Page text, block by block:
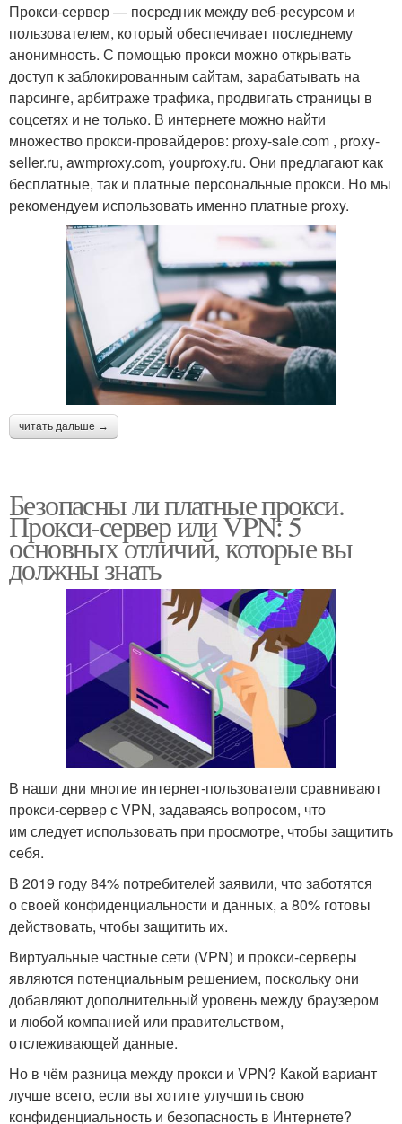
Прокси-сервер — посредник между веб-ресурсом и
пользователем, который обеспечивает последнему
анонимность. С помощью прокси можно открывать
доступ к заблокированным сайтам, зарабатывать на
парсинге, арбитраже трафика, продвигать страницы в
соцсетях и не только. В интернете можно найти
множество прокси-провайдеров: proxy-sale.com , proxy-
seller.ru, awmproxy.com, youproxy.ru. Они предлагают как
бесплатные, так и платные персональные прокси. Но мы
рекомендуем использовать именно платные proxy.
читать дальше →
Безопасны ли платные прокси.
Прокси-сервер или VPN: 5
основных отличий, которые вы
должны знать
В наши дни многие интернет-пользователи сравнивают
прокси-сервер с VPN, задаваясь вопросом, что
им следует использовать при просмотре, чтобы защитить
себя.
В 2019 году 84% потребителей заявили, что заботятся
о своей конфиденциальности и данных, а 80% готовы
действовать, чтобы защитить их.
Виртуальные частные сети (VPN) и прокси-серверы
являются потенциальным решением, поскольку они
добавляют дополнительный уровень между браузером
и любой компанией или правительством,
отслеживающей данные.
Но в чём разница между прокси и VPN? Какой вариант
лучше всего, если вы хотите улучшить свою
конфиденциальность и безопасность в Интернете?